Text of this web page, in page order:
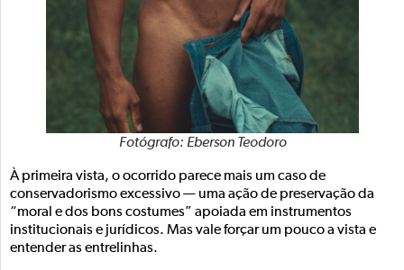
Fotógrafo: Eberson Teodoro
À primeira vista, o ocorrido parece mais um caso de
conservadorismo excessivo — uma ação de preservação da
“moral e dos bons costumes” apoiada em instrumentos
institucionais e jurídicos. Mas vale forçar um pouco a vista e
entender as entrelinhas.